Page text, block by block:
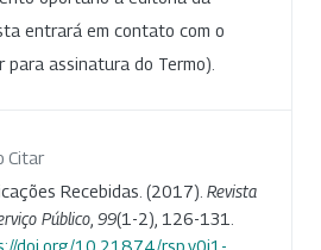
entrará em contato com o
para assinatura do Termo).
Citar
Recebidas. (2017). Revista
Público 99(1-2), 126-131.